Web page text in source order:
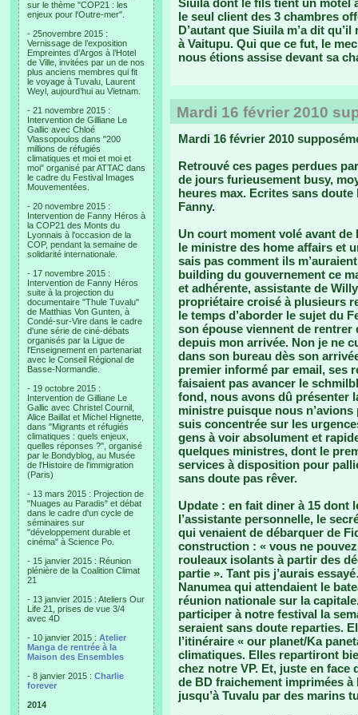
sur le thème "COP21 : les
enjeux pour l'Outre-mer".
- 25novembre 2015 :
Vernissage de l’exposition
Empreintes d’Argos à l’Hotel
de Ville, invitées par un de nos
plus anciens membres qui fit
le voyage à Tuvalu, Laurent
Weyl, aujourd’hui au Vietnam.
- 21 novembre 2015 :
Intervention de Gilliane Le
Gallic avec Chloé
Vlassopoulos dans "200
millions de réfugiés
climatiques et moi et moi et
moi" organisé par ATTAC dans
le cadre du Festival Images
Mouvementées.
- 20 novembre 2015 :
Intervention de Fanny Héros à
la COP21 des Monts du
Lyonnais à l'occasion de la
COP, pendant la semaine de
solidarité internationale.
- 17 novembre 2015 :
Intervention de Fanny Héros
suite à la projection du
documentaire "Thule Tuvalu"
de Matthias Von Gunten, à
Condé-sur-Vire dans le cadre
d'une série de ciné-débats
organisés par la Ligue de
l'Enseignement en partenariat
avec le Conseil Régional de
Basse-Normandie.
- 19 octobre 2015 :
Intervention de Gilliane Le
Gallic avec Christel Cournil,
Alice Baillat et Michel Hignette,
dans "Migrants et réfugiés
climatiques : quels enjeux,
quelles réponses ?", organisé
par le Bondyblog, au Musée
de l'Histoire de l'immigration
(Paris)
- 13 mars 2015 : Projection de
"Nuages au Paradis" et débat
dans le cadre d'un cycle de
séminaires sur
"développement durable et
cinéma" à Science Po.
- 15 janvier 2015 : Réunion
plénière de la Coalition Climat
21
- 13 janvier 2015 : Ateliers Our
Life 21, prises de vue 3/4
avec 4D
- 10 janvier 2015 : Atelier
Manga de rentrée à la
Maison des Ensembles
- 8 janvier 2015 : Charlie
forever
2014
Siuila dont le fils tient un motel
le seul client des 3 chambres
D’autant que Siuila m’a dit
à Vaitupu. Qui que ce fut, le
nous étions assise devant sa
Mardi 16 février 2010
Mardi 16 février 2010
Retrouvé ces pages perdues
de jours furieusement busy,
heures max. Ecrites sans doute
Fanny.
Un court moment volé avant de
le ministre des home affairs et
sais pas comment ils
building du gouvernement ce
et adhérente, assistante de
propriétaire croisé à plusieurs
le temps d’aborder le sujet du
son épouse viennent de rentrer
depuis mon arrivée. Non je ne
dans son bureau dès son
premier informé par email, ses
faisaient pas avancer le
fond, nous avons dû présenter
ministre puisque nous
suis concentrée sur les
gens à voir absolument et
quelques ministres, dont le
services à disposition pour
sans doute pas rêver.
Update : en fait diner à 15 dont
l’assistante personnelle, le
qui venaient de débarquer de
construction : « vous ne
rouleaux isolants à partir des
partie ». Tant pis j’aurais
Nanumea qui attendaient le
réunion nationale sur la
participer à notre festival la
seraient sans doute reparties.
l’itinéraire « our planet/Ka
climatiques. Elles repartiront
chez notre VP. Et, juste en face
de BD fraichement imprimées
jusqu’à Tuvalu par des marins